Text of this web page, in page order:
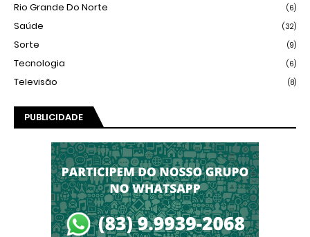
Rio Grande Do Norte (6)
Saúde (32)
Sorte (9)
Tecnologia (6)
Televisão (8)
PUBLICIDADE